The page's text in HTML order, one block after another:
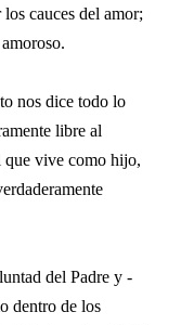
cauces del amor;
nos dice todo lo
libre al
vive como hijo,
del Padre y -
dentro de los